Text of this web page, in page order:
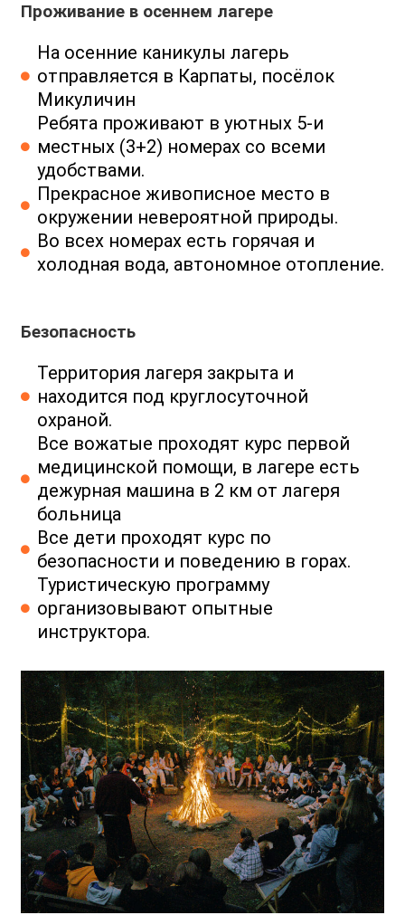
Проживание в осеннем лагере
На осенние каникулы лагерь
отправляется в Карпаты, посёлок
Микуличин
Ребята проживают в уютных 5-и
местных (3+2) номерах со всеми
удобствами.
Прекрасное живописное место в
окружении невероятной природы.
Во всех номерах есть горячая и
холодная вода, автономное отопление.
Безопасность
Территория лагеря закрыта и
находится под круглосуточной
охраной.
Все вожатые проходят курс первой
медицинской помощи, в лагере есть
дежурная машина в 2 км от лагеря
больница
Все дети проходят курс по
безопасности и поведению в горах.
Туристическую программу
организовывают опытные
инструктора.